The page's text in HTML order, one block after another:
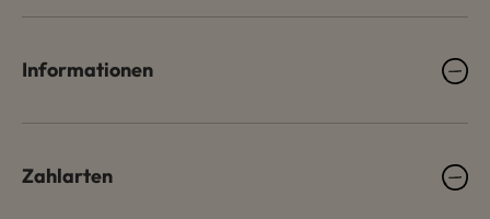
Informationen
Zahlarten